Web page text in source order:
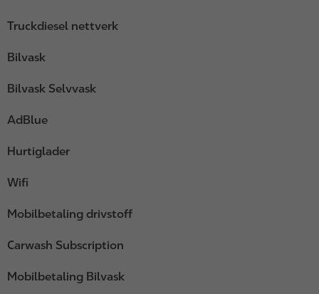
Truckdiesel nettverk
Bilvask
Bilvask Selvvask
AdBlue
Hurtiglader
Wifi
Mobilbetaling drivstoff
Carwash Subscription
Mobilbetaling Bilvask